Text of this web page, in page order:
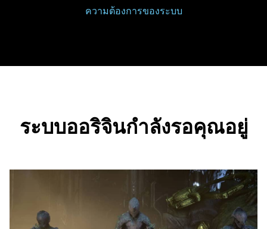
ความต้องการของระบบ
ระบบออริจินกำลังรอคุณอยู่